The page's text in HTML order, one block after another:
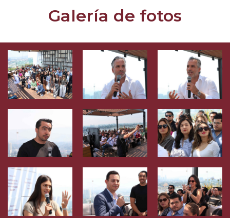
Galería de fotos